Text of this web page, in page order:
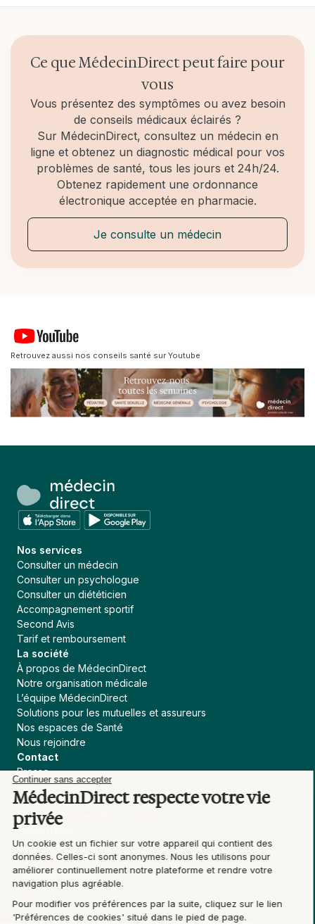
faire, le professionnel prescrira une prise de sang
Ce que MédecinDirect peut faire pour
vous
Vous présentez des symptômes ou avez besoin
de conseils médicaux éclairés ?
Sur MédecinDirect, consultez un médecin en
ligne et obtenez un diagnostic médical pour vos
problèmes de santé, tous les jours et 24h/24.
Obtenez rapidement une ordonnance
électronique acceptée en pharmacie.
Je consulte un médecin
Retrouvez aussi nos conseils santé sur Youtube
Nos services
Consulter un médecin
Consulter un psychologue
Consulter un diététicien
Accompagnement sportif
Second Avis
Tarif et remboursement
La société
À propos de MédecinDirect
Notre organisation médicale
L’équipe MédecinDirect
Solutions pour les mutuelles et assureurs
Nos espaces de Santé
Nous rejoindre
Contact
Presse
Assureur, courtier
Collectivités
Devenir praticien MédecinDirect
Liens utiles
Blog
Actualités Santé
Contenu médical
Support
Conditions générales d'utilisation
Ligne d’assistance éthique
Continuer sans accepter
MédecinDirect respecte votre vie
privée
Un cookie est un fichier sur votre appareil qui contient des
données. Celles-ci sont anonymes. Nous les utilisons pour
améliorer continuellement notre plateforme et rendre votre
navigation plus agréable.
Pour modifier vos préférences par la suite, cliquez sur le lien
'Préférences de cookies' situé dans le pied de page.